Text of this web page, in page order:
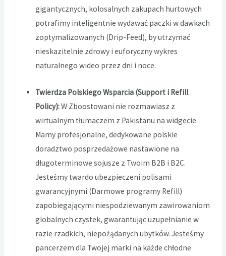
gigantycznych, kolosalnych zakupach hurtowych
potrafimy inteligentnie wydawać paczki w dawkach
zoptymalizowanych (Drip-Feed), by utrzymać
nieskazitelnie zdrowy i euforyczny wykres
naturalnego wideo przez dni i noce.
Twierdza Polskiego Wsparcia (Support i Refill
Policy):W Zboostowani nie rozmawiasz z
wirtualnym tłumaczem z Pakistanu na widgecie.
Mamy profesjonalne, dedykowane polskie
doradztwo posprzedażowe nastawione na
długoterminowe sojusze z Twoim B2B i B2C.
Jesteśmy twardo ubezpieczeni polisami
gwarancyjnymi (Darmowe programy Refill)
zapobiegającymi niespodziewanym zawirowaniom
globalnych czystek, gwarantując uzupełnianie w
razie rzadkich, niepożądanych ubytków. Jesteśmy
pancerzem dla Twojej marki na każde chłodne